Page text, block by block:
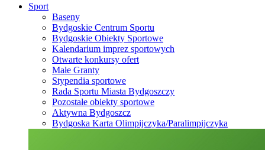
Sport
Baseny
Bydgoskie Centrum Sportu
Bydgoskie Obiekty Sportowe
Kalendarium imprez sportowych
Otwarte konkursy ofert
Małe Granty
Stypendia sportowe
Rada Sportu Miasta Bydgoszczy
Pozostałe obiekty sportowe
Aktywna Bydgoszcz
Bydgoska Karta Olimpijczyka/Paralimpijczyka